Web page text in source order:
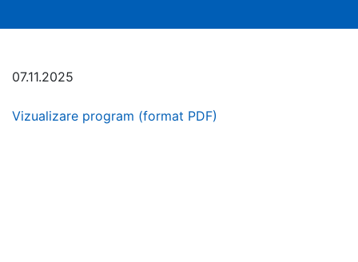
07.11.2025
Vizualizare program (format PDF)